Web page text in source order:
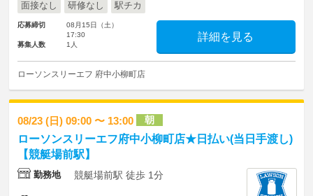
面接なし 研修なし 駅チカ
応募締切
08月15日（土）
17:30
募集人数
1人
詳細を見る
ローソンスリーエフ 府中小柳町店
08/23 (日) 09:00 〜 13:00 朝
ローソンスリーエフ府中小柳町店★日払い(当日手渡し)
【競艇場前駅】
勤務地 競艇場前駅 徒歩 1分